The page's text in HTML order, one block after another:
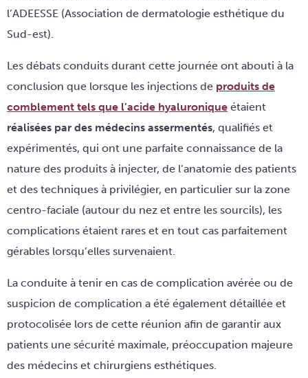
l’ADEESSE (Association de dermatologie esthétique du
Sud-est).
Les débats conduits durant cette journée ont abouti à la
conclusion que lorsque les injections de produits de
comblement tels que l’acide hyaluronique étaient
réalisées par des médecins assermentés, qualifiés et
expérimentés, qui ont une parfaite connaissance de la
nature des produits à injecter, de l’anatomie des patients
et des techniques à privilégier, en particulier sur la zone
centro-faciale (autour du nez et entre les sourcils), les
complications étaient rares et en tout cas parfaitement
gérables lorsqu’elles survenaient.
La conduite à tenir en cas de complication avérée ou de
suspicion de complication a été également détaillée et
protocolisée lors de cette réunion afin de garantir aux
patients une sécurité maximale, préoccupation majeure
des médecins et chirurgiens esthétiques.